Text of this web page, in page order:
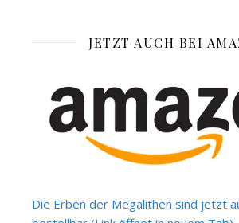
JETZT AUCH BEI
Die Erben der Megalithen sind jetzt